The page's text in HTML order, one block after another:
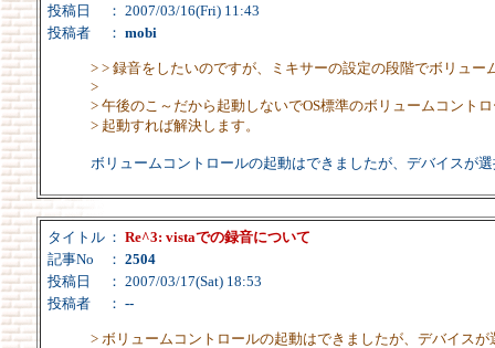
投稿日
： 2007/03/16(Fri) 11:43
投稿者
： mobi
> > 録音をしたいのですが、ミキサーの設定の段階でボリュ
>
> 午後のこ～だから起動しないでOS標準のボリュームコント
> 起動すれば解決します。
ボリュームコントロールの起動はできましたが、デバイスが
タイトル ： Re^3: vistaでの録音について
記事No
： 2504
投稿日
： 2007/03/17(Sat) 18:53
投稿者
： --
> ボリュームコントロールの起動はできましたが、デバイス